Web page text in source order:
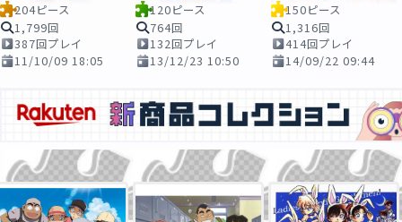
204ピース
1,799回
387回プレイ
11/10/09 18:05
120ピース
764回
132回プレイ
13/12/23 10:50
150ピース
1,316回
414回プレイ
14/09/22 09:44